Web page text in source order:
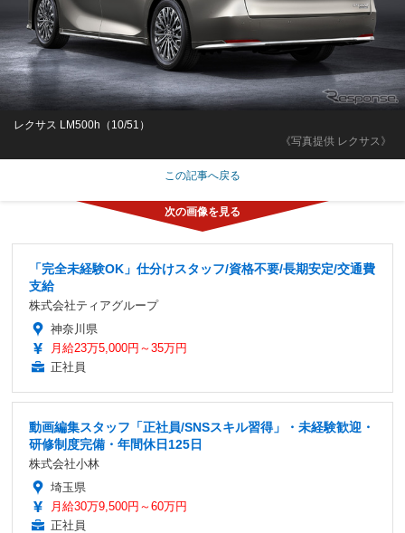
《写真提供 レクサス》
レクサス LM500h（10/51）
この記事へ戻る
「完全未経験OK」仕分けスタッフ/資格不要/長期安定/交通費
支給
株式会社ティアグループ
神奈川県
月給23万5,000円～35万円
正社員
動画編集スタッフ「正社員/SNSスキル習得」・未経験歓迎・
研修制度完備・年間休日125日
株式会社小林
埼玉県
月給30万9,500円～60万円
正社員